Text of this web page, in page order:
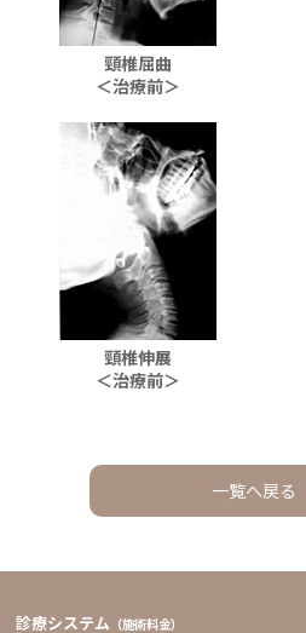
頸椎屈曲
＜治療前＞
頸椎伸展
＜治療前＞
一覧へ戻る
診療システム （施術料金）